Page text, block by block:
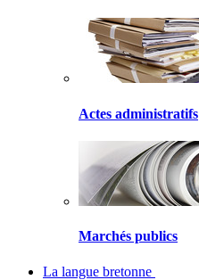
Actes administratifs
Marchés publics
La langue bretonne